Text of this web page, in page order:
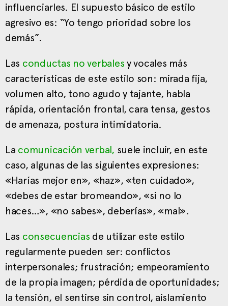
influenciarles. El supuesto básico de estilo
agresivo es: “Yo tengo prioridad sobre los
demás”.
Las conductas no verbales y vocales más
características de este estilo son: mirada fija,
volumen alto, tono agudo y tajante, habla
rápida, orientación frontal, cara tensa, gestos
de amenaza, postura intimidatoria.
La comunicación verbal, suele incluir, en este
caso, algunas de las siguientes expresiones:
«Harías mejor en», «haz», «ten cuidado»,
«debes de estar bromeando», «si no lo
haces…», «no sabes», deberías», «mal».
Las consecuencias de utilizar este estilo
regularmente pueden ser: conflictos
interpersonales; frustración; empeoramiento
de la propia imagen; pérdida de oportunidades;
la tensión, el sentirse sin control, aislamiento